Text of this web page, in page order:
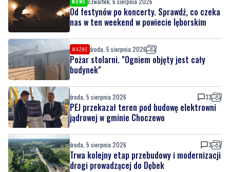
Od festynów po koncerty. Sprawdź, co czeka
nas w ten weekend w powiecie lęborskim
WAŻNE środa, 5 sierpnia 2026
Pożar stolarni. "Ogniem objęty jest cały
budynek"
środa, 5 sierpnia 2026 33
PEJ przekazał teren pod budowę elektrowni
jądrowej w gminie Choczewo
środa, 5 sierpnia 2026 3
Trwa kolejny etap przebudowy i modernizacji
drogi prowadzącej do Dębek